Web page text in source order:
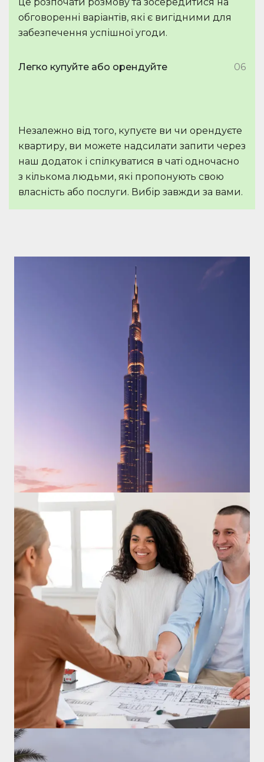
обговоренні варіантів, які є вигідними для
забезпечення успішної угоди.
Легко купуйте або орендуйте 06
Незалежно від того, купуєте ви чи орендуєте
квартиру, ви можете надсилати запити через
наш додаток і спілкуватися в чаті одночасно
з кількома людьми, які пропонують свою
власність або послуги. Вибір завжди за вами.